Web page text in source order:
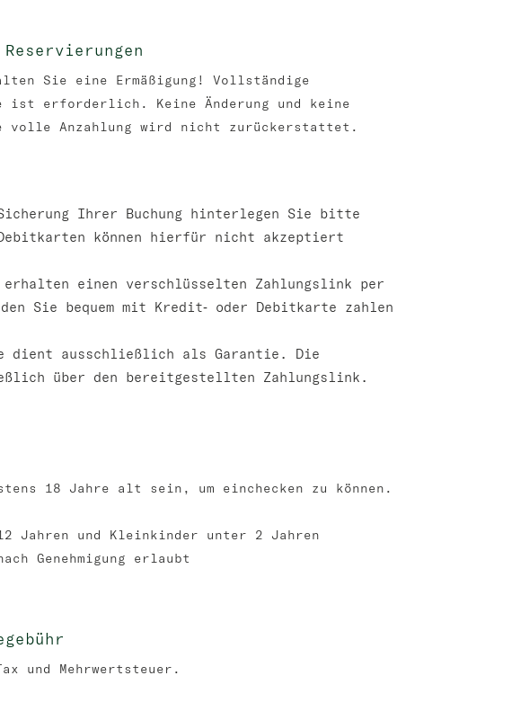
Sie eine Ermäßigung! Vollständige
ist erforderlich. Keine Änderung und keine
volle Anzahlung wird nicht zurückerstattet.
Ihrer Buchung hinterlegen Sie bitte
können hierfür nicht akzeptiert
erhalten einen verschlüsselten Zahlungslink per
Sie bequem mit Kredit‑ oder Debitkarte zahlen
dient ausschließlich als Garantie. Die
über den bereitgestellten Zahlungslink.
18 Jahre alt sein, um einchecken zu können.
Jahren und Kleinkinder unter 2 Jahren
Genehmigung erlaubt
und Mehrwertsteuer.